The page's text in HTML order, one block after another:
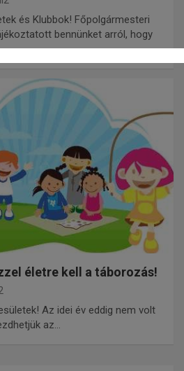
és Klubbok! Főpolgármesteri
bennünket arról, hogy
életre kell a táborozás!
Az idei év eddig nem volt
az…